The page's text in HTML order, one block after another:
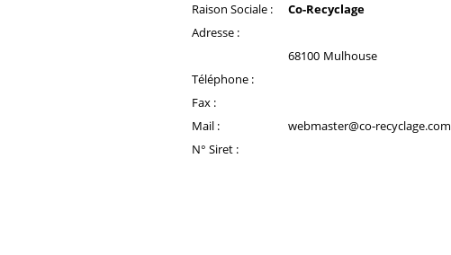
Raison Sociale :
Co-Recyclage
Adresse :
68100 Mulhouse
Téléphone :
Fax :
Mail :
webmaster@co-recyclage.com
N° Siret :